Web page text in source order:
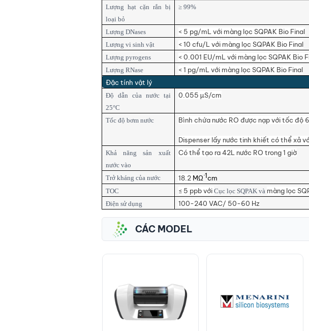
Lượng hạt cặn rắn bị
loại bỏ
≥ 99%
Lượng DNases < 5 pg/mL với màng lọc SQPAK Bio Final
Lượng vi sinh vật < 10 cfu/L với màng lọc SQPAK Bio Final
Lượng pyrogens < 0.001 EU/mL với màng lọc SQPAK Bio
Lượng RNase
< 1 pg/mL với màng lọc SQPAK Bio Final
Đặc tính vật lý
Độ dẫn của nước tại
25°C
0.055 µS/cm
Tốc độ bơm nước Bình chứa nước RO được nạp với tốc độ
Dispenser lấy nước tinh khiết có thể xả
Khả năng sản xuất
nước vào
Có thể tạo ra 42L nước RO trong 1 giờ
Trở kháng của nước 18.2 MΩ·1cm
TOC ≤ 5 ppb với Cục lọc SQPAK và màng lọc
Điện sử dụng 100-240 VAC/ 50-60 Hz
CÁC MODEL